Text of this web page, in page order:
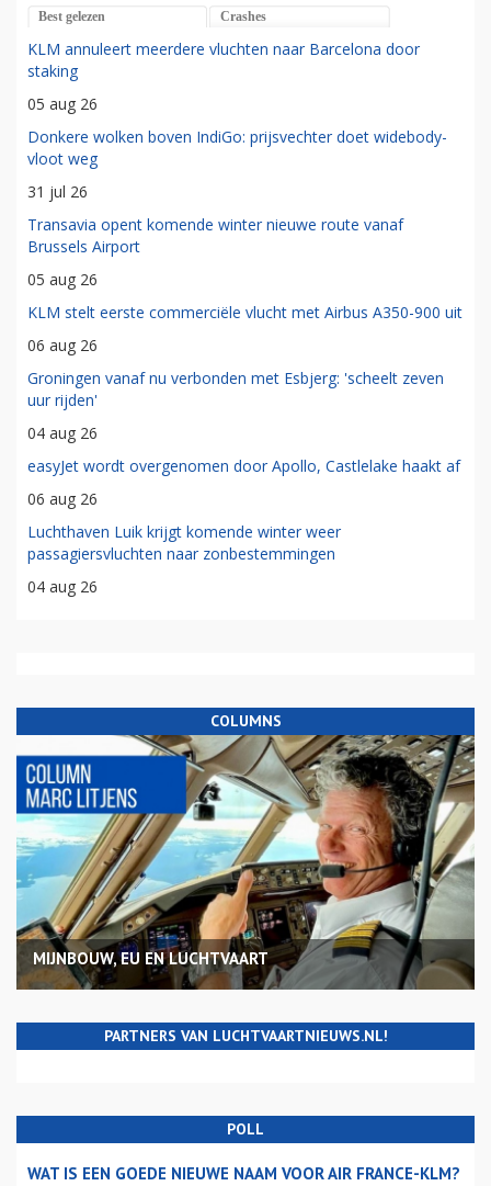
Best gelezen Crashes
KLM annuleert meerdere vluchten naar Barcelona door
staking
05 aug 26
Donkere wolken boven IndiGo: prijsvechter doet widebody-
vloot weg
31 jul 26
Transavia opent komende winter nieuwe route vanaf
Brussels Airport
05 aug 26
KLM stelt eerste commerciële vlucht met Airbus A350-900 uit
06 aug 26
Groningen vanaf nu verbonden met Esbjerg: 'scheelt zeven
uur rijden'
04 aug 26
easyJet wordt overgenomen door Apollo, Castlelake haakt af
06 aug 26
Luchthaven Luik krijgt komende winter weer
passagiersvluchten naar zonbestemmingen
04 aug 26
COLUMNS
MIJNBOUW, EU EN LUCHTVAART
PARTNERS VAN LUCHTVAARTNIEUWS.NL!
POLL
WAT IS EEN GOEDE NIEUWE NAAM VOOR AIR FRANCE-KLM?